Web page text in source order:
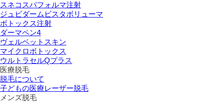
スネコスパフォルマ注射
ジュビダームビスタボリューマ
ボトックス注射
ダーマペン4
ヴェルベットスキン
マイクロボトックス
ウルトラセルQプラス
医療脱毛
脱毛について
子どもの医療レーザー脱毛
メンズ脱毛